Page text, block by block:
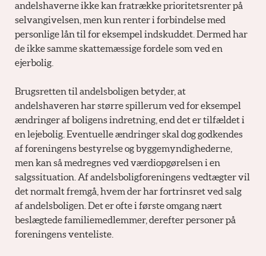
andelshaverne ikke kan fratrække prioritetsrenter på
selvangivelsen, men kun renter i forbindelse med
personlige lån til for eksempel indskuddet. Dermed har
de ikke samme skattemæssige fordele som ved en
ejerbolig.
Brugsretten til andelsboligen betyder, at
andelshaveren har større spillerum ved for eksempel
ændringer af boligens indretning, end det er tilfældet i
en lejebolig. Eventuelle ændringer skal dog godkendes
af foreningens bestyrelse og byggemyndighederne,
men kan så medregnes ved værdiopgørelsen i en
salgssituation. Af andelsboligforeningens vedtægter vil
det normalt fremgå, hvem der har fortrinsret ved salg
af andelsboligen. Det er ofte i første omgang nært
beslægtede familiemedlemmer, derefter personer på
foreningens venteliste.